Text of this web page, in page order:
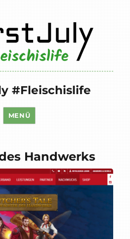
#Fleischislife
MENÜ
Handwerks